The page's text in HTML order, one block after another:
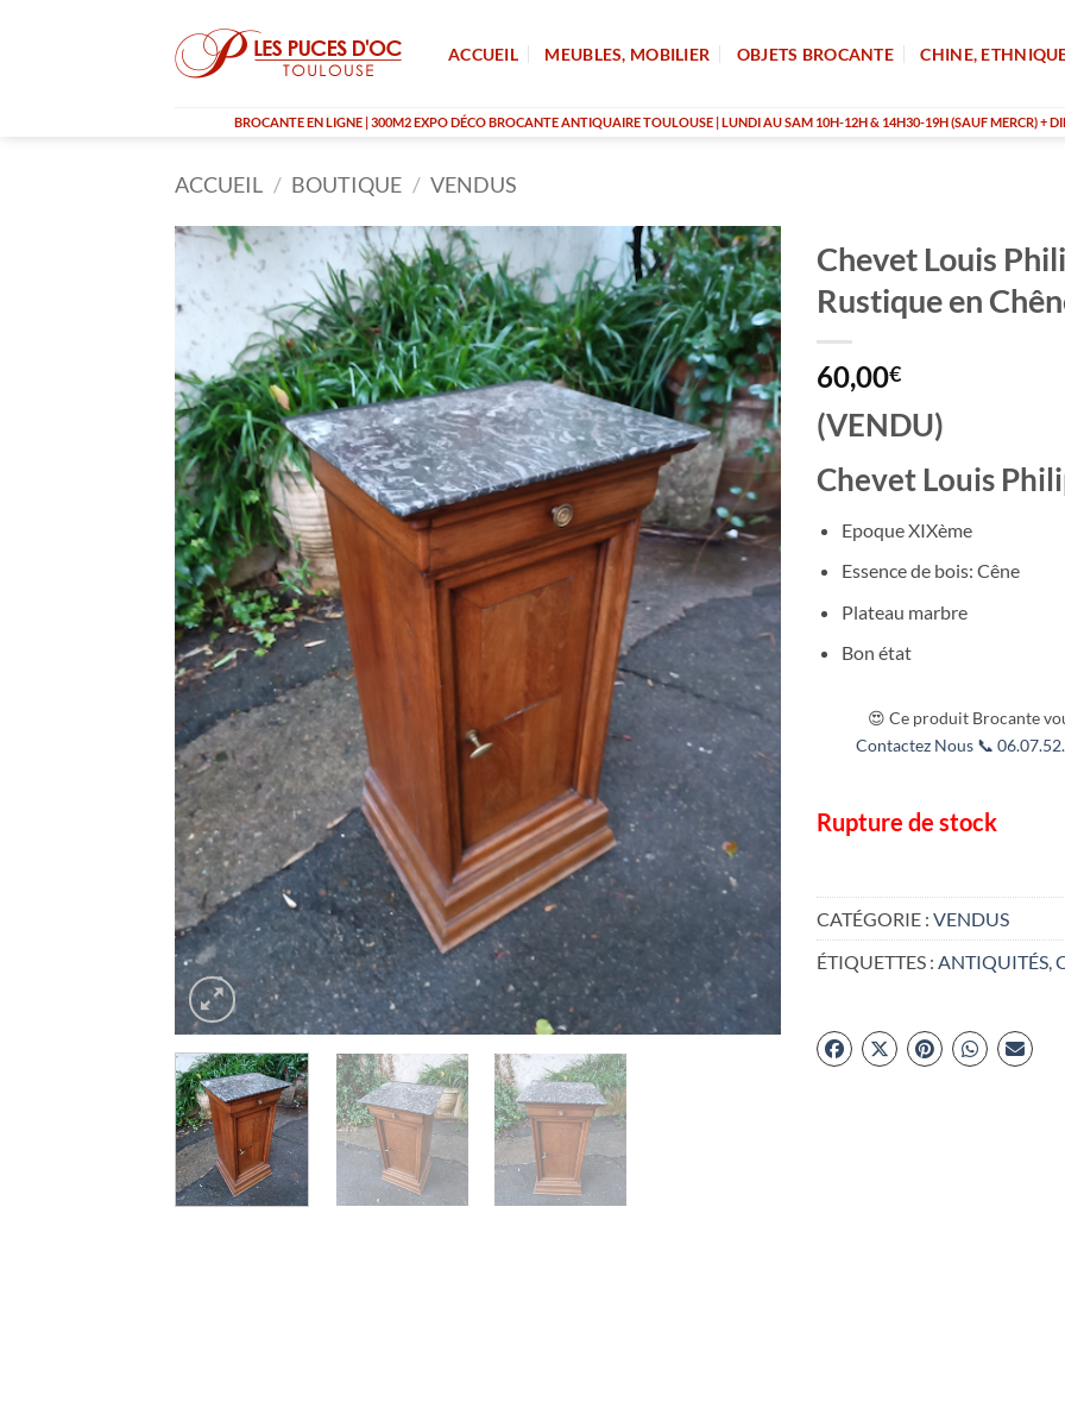
ACCUEIL MEUBLES, MOBILIER OBJETS BROCANTE CHINE,
BROCANTE EN LIGNE | 300M2 EXPO DÉCO BROCANTE ANTIQUAIRE TOULOUSE | LUNDI AU SAM 10H-12H & 14H30-19H (SAUF MERCR) +
ACCUEIL / BOUTIQUE / VENDUS
Chevet Louis
Rustique en
60,00€
(VENDU)
Chevet Louis
Epoque XIXème
Essence de bois: Cêne
Plateau marbre
Bon état
😍 Ce produit Brocante
Contactez Nous 📞
Rupture de stock
CATÉGORIE : VENDUS
ÉTIQUETTES : ANTIQUITÉS,